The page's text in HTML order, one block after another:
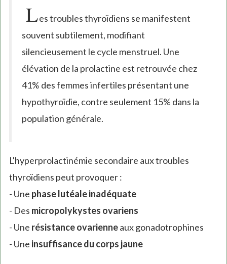
Les troubles thyroïdiens se manifestent
souvent subtilement, modifiant
silencieusement le cycle menstruel. Une
élévation de la prolactine est retrouvée chez
41% des femmes infertiles présentant une
hypothyroïdie, contre seulement 15% dans la
population générale.
L'hyperprolactinémie secondaire aux troubles
thyroïdiens peut provoquer :
- Une phase lutéale inadéquate
- Des micropolykystes ovariens
- Une résistance ovarienneaux gonadotrophines
- Une insuffisance du corps jaune